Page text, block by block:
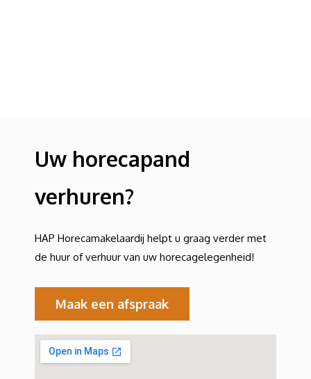
Uw horecapand
verhuren?
HAP Horecamakelaardij helpt u graag verder met
de huur of verhuur van uw horecagelegenheid!
Maak een afspraak